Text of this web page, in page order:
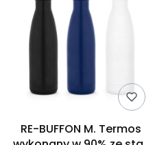
RE-BUFFON M. Termos